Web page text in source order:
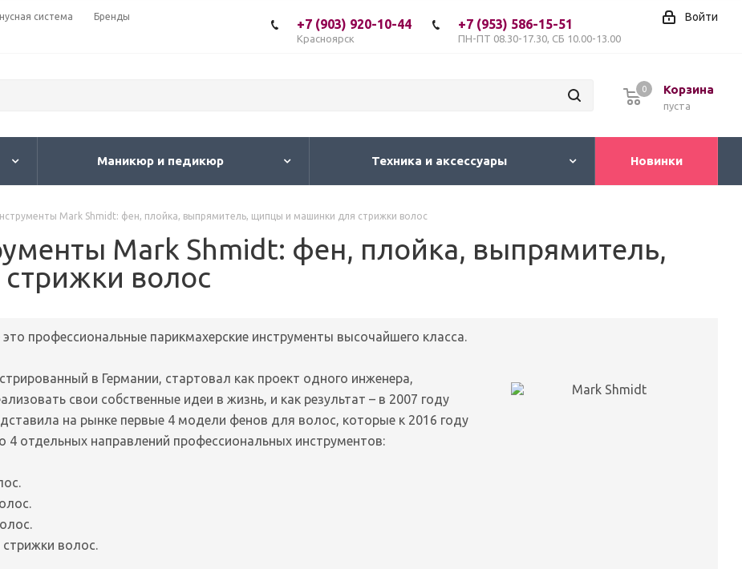
система Бренды Войти
+7 (903) 920-10-44
Красноярск
+7 (953) 586-15-51
ПН-ПТ 08.30-17.30, СБ 10.00-13.00
Корзина
пуста
0
Маникюр и педикюр Техника и аксессуары Новинки
Mark Shmidt: фен, плойка, выпрямитель, щипцы и машинки для стрижки волос
Mark Shmidt: фен, плойка, выпрямитель,
волос
профессиональные парикмахерские инструменты высочайшего класса.
в Германии, стартовал как проект одного инженера,
свои собственные идеи в жизнь, и как результат – в 2007 году
на рынке первые 4 модели фенов для волос, которые к 2016 году
4 отдельных направлений профессиональных инструментов:
волос.